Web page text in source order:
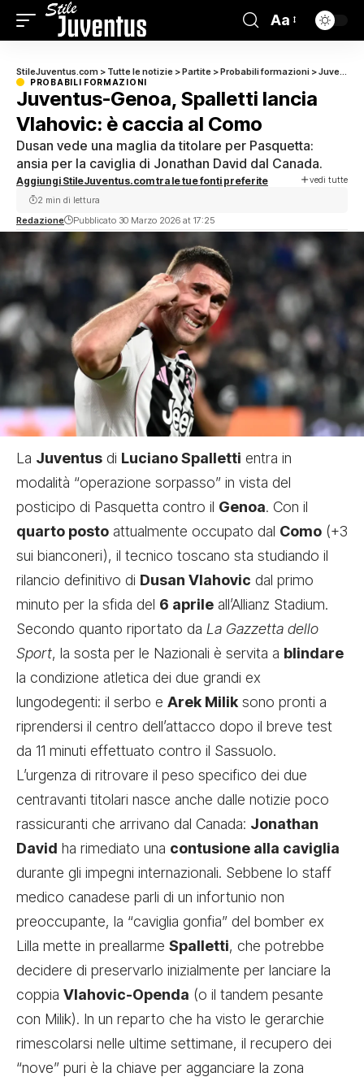
Aa
StileJuventus.com > Tutte le notizie >Partite >Probabili formazioni >Juventus-Genoa, Spalletti lancia Vlahovic: è caccia al Como
PROBABILI FORMAZIONI
Juventus-Genoa, Spalletti lancia
Vlahovic: è caccia al Como
Dusan vede una maglia da titolare per Pasquetta:
ansia per la caviglia di Jonathan David dal Canada.
Aggiungi StileJuventus.com tra le tue fonti preferite vedi tutte
Redazione Pubblicato 30 Marzo 2026 at 17:25
2 min di lettura
La Juventus di Luciano Spalletti entra in
modalità “operazione sorpasso” in vista del
posticipo di Pasquetta contro il Genoa. Con il
quarto posto attualmente occupato dal Como (+3
sui bianconeri), il tecnico toscano sta studiando il
rilancio definitivo di Dusan Vlahovic dal primo
minuto per la sfida del 6 aprile all’Allianz Stadium.
Secondo quanto riportato da La Gazzetta dello
Sport, la sosta per le Nazionali è servita a blindare
la condizione atletica dei due grandi ex
lungodegenti: il serbo e Arek Milik sono pronti a
riprendersi il centro dell’attacco dopo il breve test
da 11 minuti effettuato contro il Sassuolo.
L’urgenza di ritrovare il peso specifico dei due
centravanti titolari nasce anche dalle notizie poco
rassicuranti che arrivano dal Canada: Jonathan
David ha rimediato una contusione alla caviglia
durante gli impegni internazionali. Sebbene lo staff
medico canadese parli di un infortunio non
preoccupante, la “caviglia gonfia” del bomber ex
Lilla mette in preallarme Spalletti, che potrebbe
decidere di preservarlo inizialmente per lanciare la
coppia Vlahovic-Openda (o il tandem pesante
con Milik). In un reparto che ha visto le gerarchie
rimescolarsi nelle ultime settimane, il recupero dei
“nove” puri è la chiave per agganciare la zona